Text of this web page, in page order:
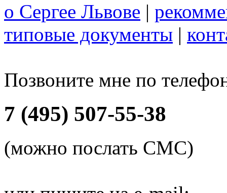
о Сергее Львове |
типовые документы |
Позвоните мне по
7 (495) 507-55-38
(можно послать СМС)